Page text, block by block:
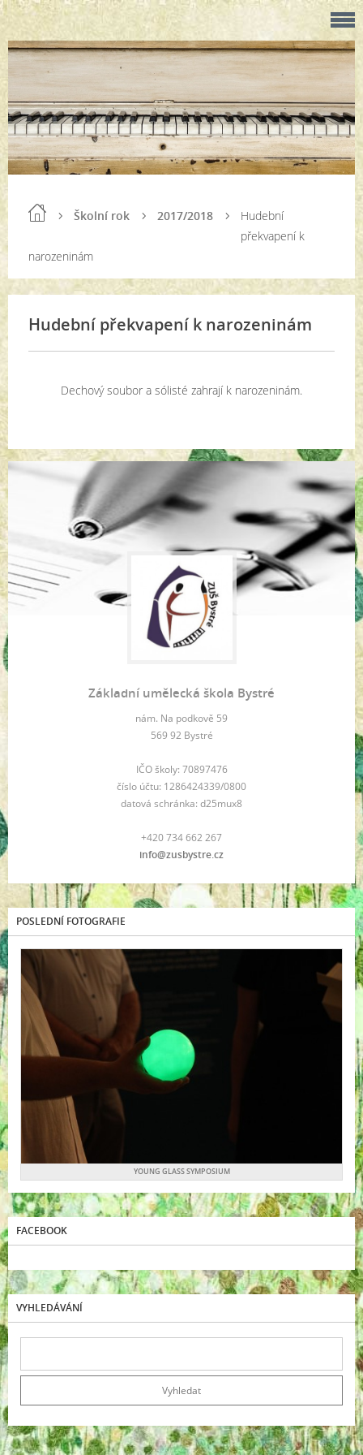
Školní rok 2017/2018
Hudební
překvapení k
narozeninám
Hudební překvapení k narozeninám
Dechový soubor a sólisté zahrají k narozeninám.
Základní umělecká škola Bystré
nám. Na podkově 59
569 92 Bystré
IČO školy: 70897476
číslo účtu: 1286424339/0800
datová schránka: d25mux8
+420 734 662 267
info@zusbystre.cz
POSLEDNÍ FOTOGRAFIE
YOUNG GLASS SYMPOSIUM
FACEBOOK
VYHLEDÁVÁNÍ